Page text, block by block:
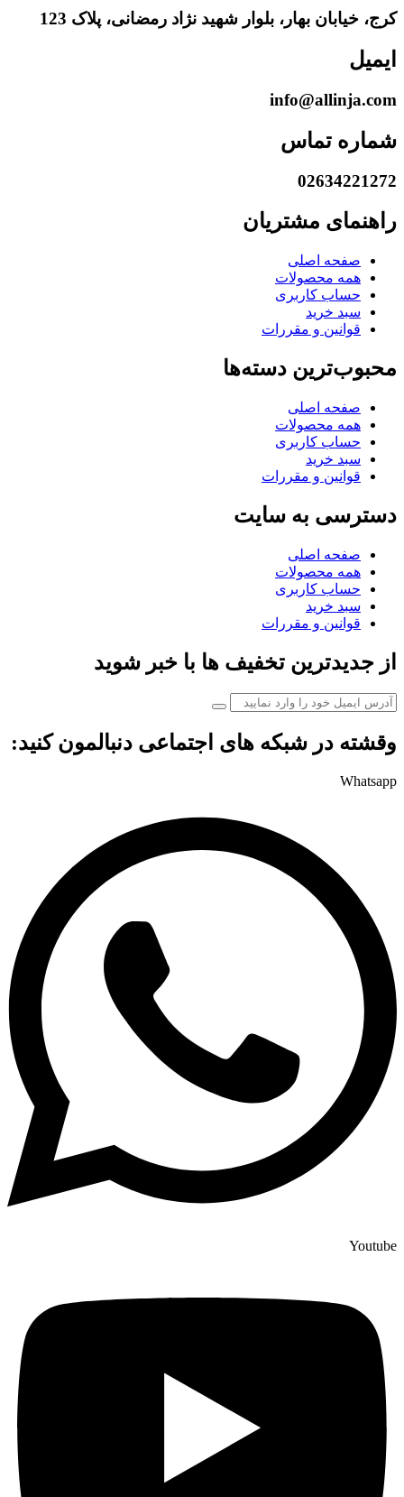
کرج، خیابان بهار، بلوار شهید نژاد رمضانی، پلاک 123
ایمیل
info@allinja.com
شماره تماس
02634221272
راهنمای مشتریان
صفحه اصلی
همه محصولات
حساب کاربری
سبد خرید
قوانین و مقررات
محبوب‌ترین دسته‌ها
صفحه اصلی
همه محصولات
حساب کاربری
سبد خرید
قوانین و مقررات
دسترسی به سایت
صفحه اصلی
همه محصولات
حساب کاربری
سبد خرید
قوانین و مقررات
از جدیدترین تخفیف ها با خبر شوید
وقشته در شبکه های اجتماعی دنبالمون کنید:
Whatsapp
Youtube